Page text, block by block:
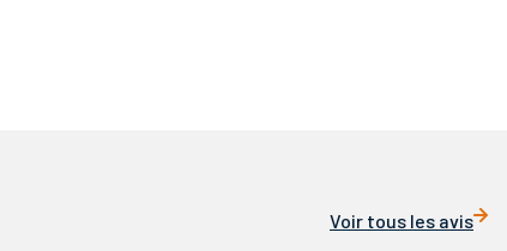
Voir tous les avis